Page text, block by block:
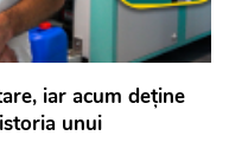
iar acum deține
unui